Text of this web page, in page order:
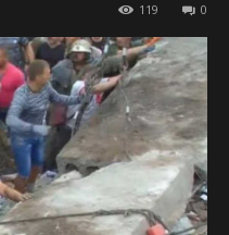
0
119